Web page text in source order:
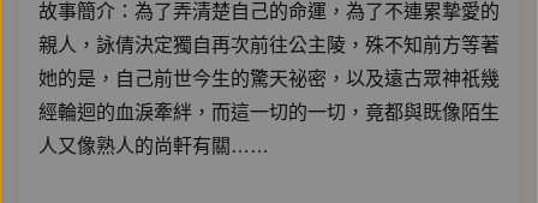
故事簡介：為了弄清楚自己的命運，為了不連累摯愛的
親人，詠倩決定獨自再次前往公主陵，殊不知前方等著
她的是，自己前世今生的驚天祕密，以及遠古眾神祇幾
經輪迴的血淚牽絆，而這一切的一切，竟都與既像陌生
人又像熟人的尚軒有關……